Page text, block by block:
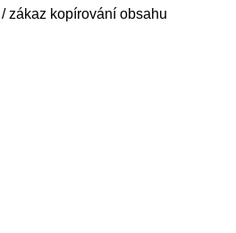
zákaz kopírování obsahu